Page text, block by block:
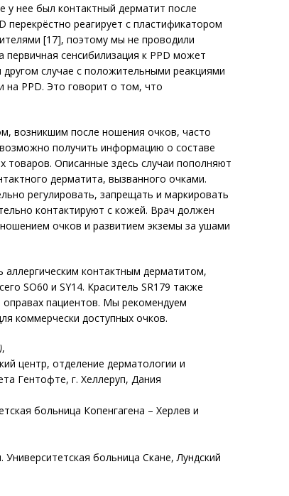
у нее был контактный дерматит после
перекрёстно реагирует с пластификатором
[17], поэтому мы не проводили
первичная сенсибилизация к PPD может
случае с положительными реакциями
на PPD. Это говорит о том, что
возникшим после ношения очков, часто
получить информацию о составе
товаров. Описанные здесь случаи пополняют
дерматита, вызванного очками.
регулировать, запрещать и маркировать
контактируют с кожей. Врач должен
очков и развитием экземы за ушами
контактным дерматитом,
SO60 и SY14. Краситель SR179 также
пациентов. Мы рекомендуем
коммерчески доступных очков.
,
центр, отделение дерматологии и
Гентофте, г. Хеллеруп, Дания
больница Копенгагена – Херлев и
больница Скане, Лундский